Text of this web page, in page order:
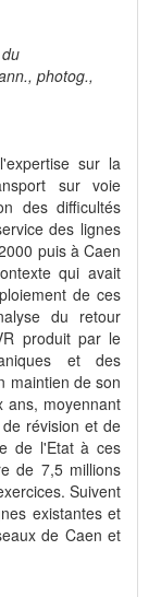
photog.,
sur la
sur voie
des difficultés
des lignes
puis à Caen
qui avait
de ces
du retour
produit par le
et des
maintien de son
ans, moyennant
révision et de
de l'Etat à ces
de 7,5 millions
Suivent
existantes et
de Caen et